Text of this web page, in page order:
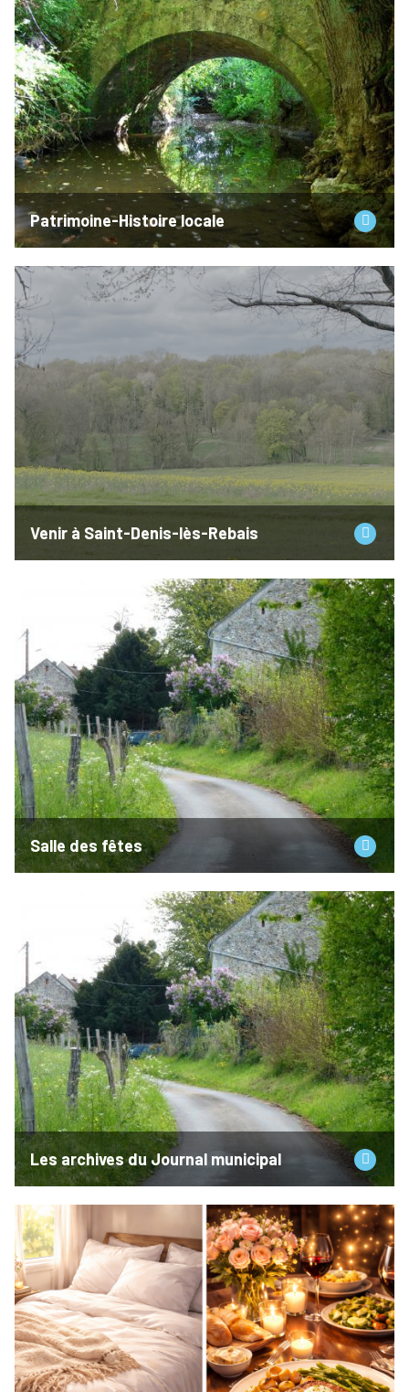
Patrimoine-Histoire locale
Venir à Saint-Denis-lès-Rebais
Salle des fêtes
Les archives du Journal municipal